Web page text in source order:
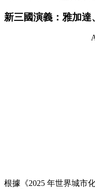
新三國演義：雅加達
根據《2025 年世界城市